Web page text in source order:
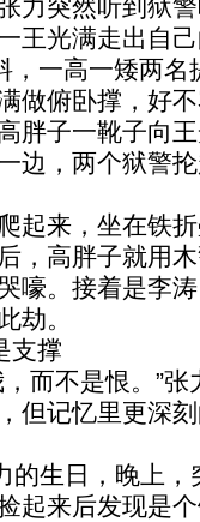
突然听到狱警
王光满走出自
，一高一矮两
做俯卧撑，好
胖子一靴子向
边，两个狱警
来，坐在铁折
，高胖子就用
嚎。接着是李
劫。
撑
不是恨。”张
但记忆里更深
生日，晚上，
起来后发现是